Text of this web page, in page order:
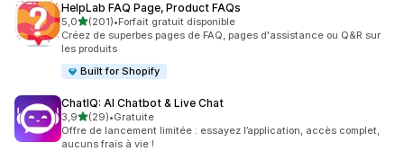
HelpLab FAQ Page, Product FAQs
5,0étoile(s) sur 5
(201)
201 avis au total
•Forfait gratuit disponible
Créez de superbes pages de FAQ, pages d'assistance ou Q&R sur
les produits
Built for Shopify
ChatIQ: AI Chatbot & Live Chat
3,9étoile(s) sur 5
(29)
29 avis au total
•Gratuite
Offre de lancement limitée : essayez l’application, accès complet,
aucuns frais à vie !